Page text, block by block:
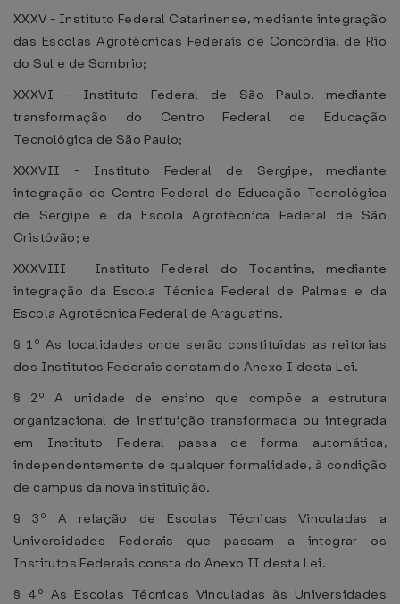
XXXV - Instituto Federal Catarinense, mediante integração
das Escolas Agrotécnicas Federais de Concórdia, de Rio
do Sul e de Sombrio;
XXXVI - Instituto Federal de São Paulo, mediante
transformação do Centro Federal de Educação
Tecnológica de São Paulo;
XXXVII - Instituto Federal de Sergipe, mediante
integração do Centro Federal de Educação Tecnológica
de Sergipe e da Escola Agrotécnica Federal de São
Cristóvão; e
XXXVIII - Instituto Federal do Tocantins, mediante
integração da Escola Técnica Federal de Palmas e da
Escola Agrotécnica Federal de Araguatins.
§ 1º As localidades onde serão constituídas as reitorias
dos Institutos Federais constam do Anexo I desta Lei.
§ 2º A unidade de ensino que compõe a estrutura
organizacional de instituição transformada ou integrada
em Instituto Federal passa de forma automática,
independentemente de qualquer formalidade, à condição
de campus da nova instituição.
§ 3º A relação de Escolas Técnicas Vinculadas a
Universidades Federais que passam a integrar os
Institutos Federais consta do Anexo II desta Lei.
§ 4º As Escolas Técnicas Vinculadas às Universidades